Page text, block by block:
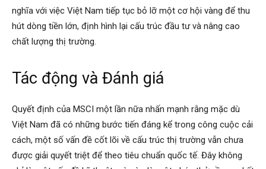
nghĩa với việc Việt Nam tiếp tục bỏ lỡ một cơ hội vàng để thu
hút dòng tiền lớn, định hình lại cấu trúc đầu tư và nâng cao
chất lượng thị trường.
Tác động và Đánh giá
Quyết định của MSCI một lần nữa nhấn mạnh rằng mặc dù
Việt Nam đã có những bước tiến đáng kể trong công cuộc cải
cách, một số vấn đề cốt lõi về cấu trúc thị trường vẫn chưa
được giải quyết triệt để theo tiêu chuẩn quốc tế. Đây không